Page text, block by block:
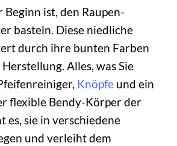
ist, den Raupen-
basteln. Diese niedliche
durch ihre bunten Farben
Alles, was Sie
Knöpfe und ein
flexible Bendy-Körper der
es, sie in verschiedene
und verleiht dem